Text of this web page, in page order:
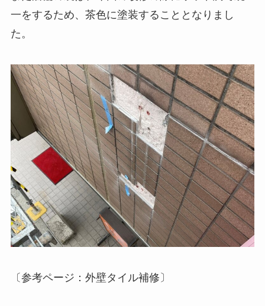
一をするため、茶色に塗装することとなりまし
た。
〔参考ページ：外壁タイル補修〕